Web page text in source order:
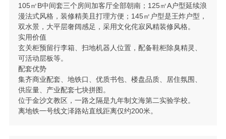
105㎡B中间套三个房间加客厅全部朝南；125㎡A户型延续浪
漫法式风格，装修精美且打理方便；145㎡户型是王炸户型，
双水景，大平层奢阔感足，采用文化侘寂风精装修风格。
实用价值
玄关柜预留行李箱、扫地机器人位置，配备鞋柜除臭精灵、
可活动层板等。
配套优势
集齐商业配套、地铁口、优质书包、楼盘品质、居住氛围、
供应量、产业配套七块拼图。
位于金沙文教区，一路之隔是九年制文海第二实验学校。
离地铁一号线文泽路站直线距离仅约200米。